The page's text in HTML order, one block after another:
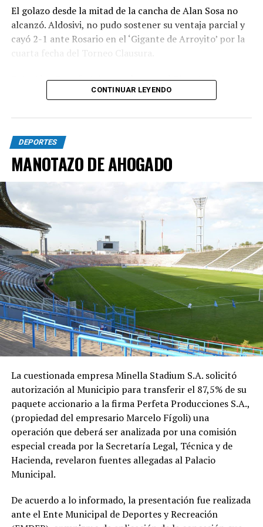
El golazo desde la mitad de la cancha de Alan Sosa no
alcanzó. Aldosivi, no pudo sostener su ventaja parcial y
cayó 2-1 ante Rosario en el ‘Gigante de Arroyito’ por la
cuarta fecha del Torneo Clausura.
Foto Alan Sosa festeja su golazo en el Gigante de
Arroyito. FotobairesCONTINUAR LEYENDO
DEPORTES
MANOTAZO DE AHOGADO
La cuestionada empresa Minella Stadium S.A. solicitó
autorización al Municipio para transferir el 87,5% de su
paquete accionario a la firma Perfeta Producciones S.A.,
(propiedad del empresario Marcelo Fígoli) una
operación que deberá ser analizada por una comisión
especial creada por la Secretaría Legal, Técnica y de
Hacienda, revelaron fuentes allegadas al Palacio
Municipal.
De acuerdo a lo informado, la presentación fue realizada
ante el Ente Municipal de Deportes y Recreación